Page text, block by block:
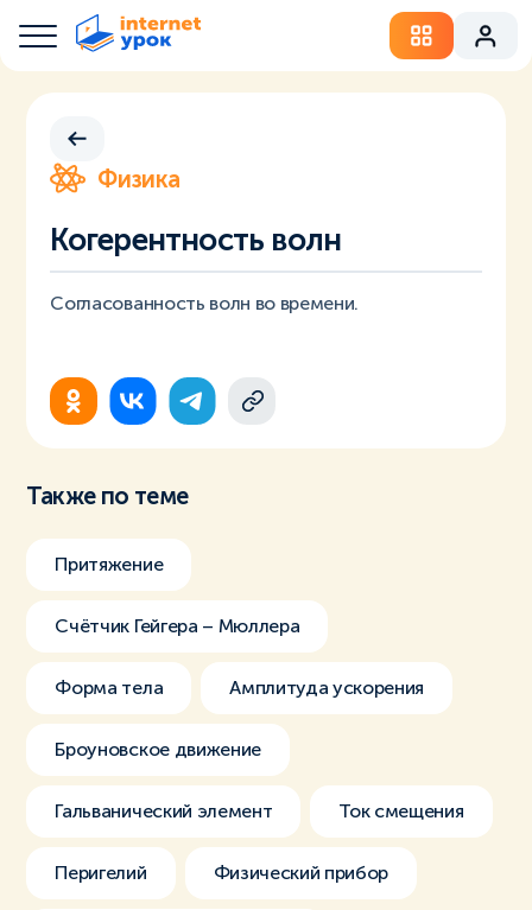
Физика
Когерентность волн
Согласованность волн во времени.
Также по теме
Притяжение
Счётчик Гейгера – Мюллера
Форма тела Амплитуда ускорения
Броуновское движение
Гальванический элемент Ток смещения
Перигелий Физический прибор